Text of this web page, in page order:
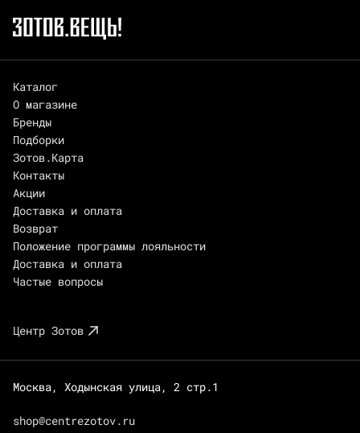
Каталог
О магазине
Бренды
Подборки
Зотов.Карта
Контакты
Акции
Доставка и оплата
Возврат
Положение программы лояльности
Доставка и оплата
Частые вопросы
Центр Зотов
Москва, Ходынская улица, 2 стр.1
shop@centrezotov.ru